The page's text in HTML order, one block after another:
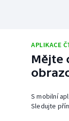
APLIKACE
Mějte
S mobilní
Sledujte